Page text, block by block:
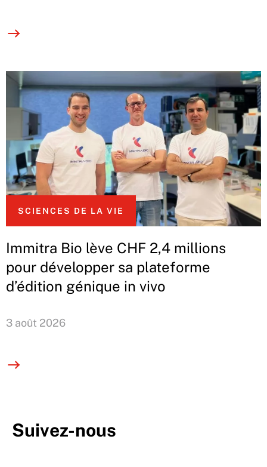
SCIENCES DE LA VIE
Immitra Bio lève CHF 2,4 millions
pour développer sa plateforme
d’édition génique in vivo
3 août 2026
Suivez-nous